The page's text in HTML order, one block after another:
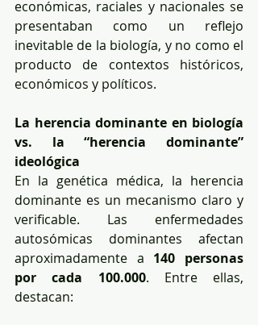
económicas, raciales y nacionales se
presentaban como un reflejo
inevitable de la biología, y no como el
producto de contextos históricos,
económicos y políticos.
La herencia dominante en biología
vs. la “herencia dominante”
ideológica
En la genética médica, la herencia
dominante es un mecanismo claro y
verificable. Las enfermedades
autosómicas dominantes afectan
aproximadamente a 140 personas
por cada 100.000. Entre ellas,
destacan: